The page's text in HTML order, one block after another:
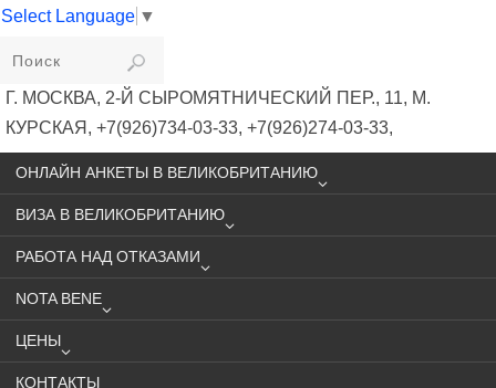
Select Language ▼
VIKIVISA
Г. МОСКВА, 2-Й СЫРОМЯТНИЧЕСКИЙ ПЕР., 11, М.
КУРСКАЯ, +7(926)734-03-33, +7(926)274-03-33,
VISA@VIKIVISA.RU
ОНЛАЙН АНКЕТЫ В ВЕЛИКОБРИТАНИЮ
ВИЗА В ВЕЛИКОБРИТАНИЮ
РАБОТА НАД ОТКАЗАМИ
NOTA BENE
ЦЕНЫ
КОНТАКТЫ